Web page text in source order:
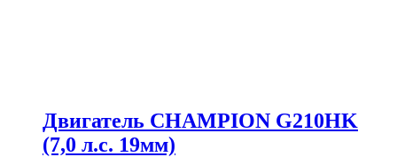
Двигатель CHAMPION G210HK
(7,0 л.с. 19мм)